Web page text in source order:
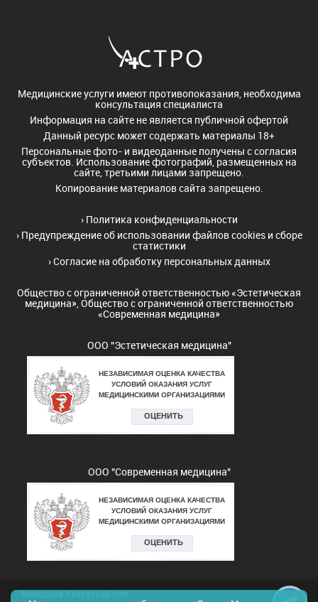
Медицинские услуги имеют противопоказания, необходима
консультация специалиста
Информация на сайте не является публичной офертой
Данный ресурс может содержать материалы 18+
Персональные фото- и видеоданные получены с согласия
субъектов. Использование фотографий, размещенных на
сайте, третьими лицами запрещено.
Копирование материалов сайта запрещено.
› Политика конфиденциальности
› Предупреждение об использовании файлов cookies и сборе
статистики
›Согласие на обработку персональных данных
Общество с ограниченной ответственностью «Эстетическая
медицина», Общество с ограниченной ответственностью
«Современная медицина»
ООО "Эстетическая медицина"
ООО "Современная медицина"
Минздрав Калужской обл.